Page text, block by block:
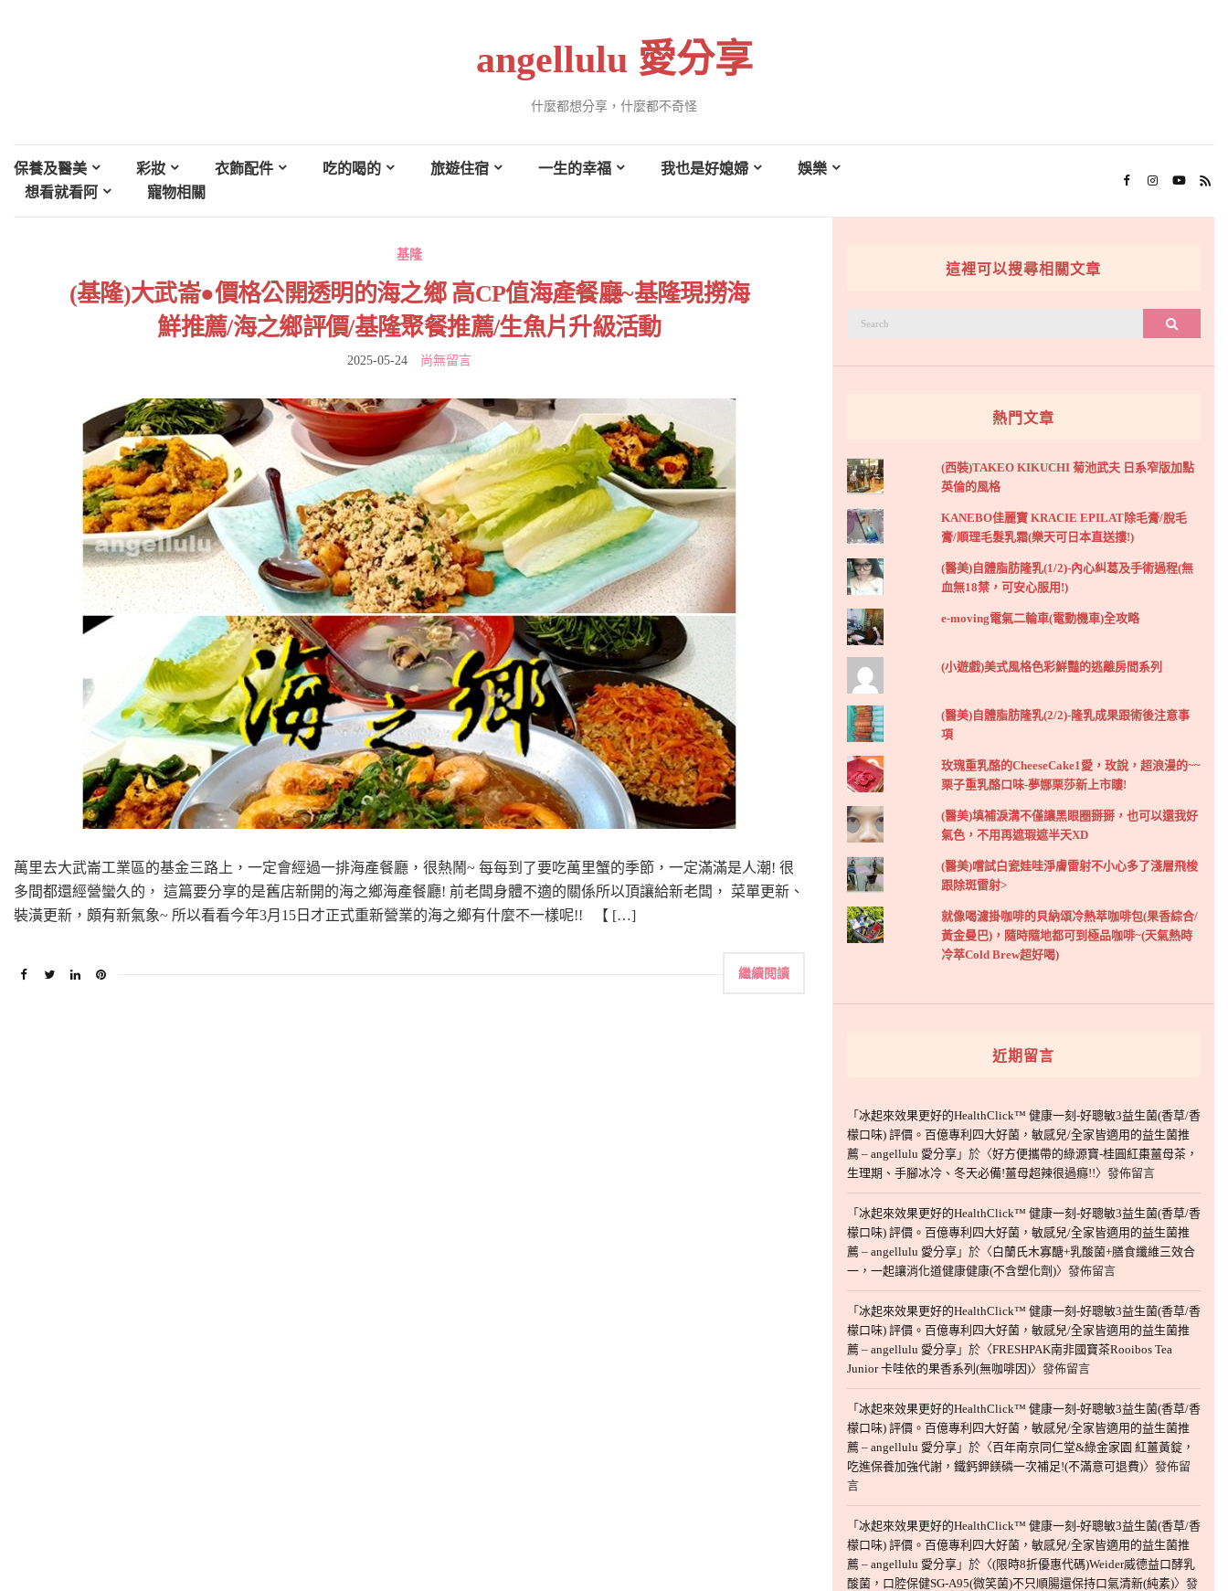
angellulu 愛分享
什麼都想分享，什麼都不奇怪
保養及醫美 彩妝 衣飾配件 吃的喝的 旅遊住宿 一生的幸福 我也是好媳婦
娛樂
想看就看阿
寵物相關
基隆
(基隆)大武崙●價格公開透明的海之鄉 高CP值海產餐廳~基隆現撈海
鮮推薦/海之鄉評價/基隆聚餐推薦/生魚片升級活動
2025-05-24 尚無留言
萬里去大武崙工業區的基金三路上，一定會經過一排海產餐廳，很熱鬧~ 每每到了要吃萬里蟹的季節，一定滿滿是人潮! 很
多間都還經營蠻久的， 這篇要分享的是舊店新開的海之鄉海產餐廳! 前老闆身體不適的關係所以頂讓給新老闆， 菜單更新、
裝潢更新，頗有新氣象~ 所以看看今年3月15日才正式重新營業的海之鄉有什麼不一樣呢!! 【 […]
繼續閱讀
這裡可以搜尋相關文章
搜尋
熱門文章
(西裝)TAKEO KIKUCHI 菊池武夫 日系窄版加點
英倫的風格
KANEBO佳麗寶 KRACIE EPILAT除毛膏/脫毛
膏/順理毛髮乳霜(樂天可日本直送摟!)
(醫美)自體脂肪隆乳(1/2)-內心糾葛及手術過程(無
血無18禁，可安心服用!)
e-moving電氣二輪車(電動機車)全攻略
(小遊戲)美式風格色彩鮮豔的逃離房間系列
(醫美)自體脂肪隆乳(2/2)-隆乳成果跟術後注意事
項
玫瑰重乳酪的CheeseCake1愛，玫說，超浪漫的~~
栗子重乳酪口味-夢娜栗莎新上市瞜!
(醫美)填補淚溝不僅讓黑眼圈掰掰，也可以還我好
氣色，不用再遮瑕遮半天XD
(醫美)嚐試白瓷娃哇淨膚雷射不小心多了淺層飛梭
跟除斑雷射>
就像喝濾掛咖啡的貝納頌冷熱萃咖啡包(果香綜合/
黃金曼巴)，隨時隨地都可到極品咖啡~(天氣熱時
冷萃Cold Brew超好喝)
近期留言
「 冰起來效果更好的HealthClick™ 健康一刻-好聰敏3益生菌(香草/香
檬口味) 評價。百億專利四大好菌，敏感兒/全家皆適用的益生菌推
薦 – angellulu 愛分享 」於〈好方便攜帶的綠源寶-桂圓紅棗薑母茶，
生理期、手腳冰冷、冬天必備!薑母超辣很過癮!!〉發佈留言
「 冰起來效果更好的HealthClick™ 健康一刻-好聰敏3益生菌(香草/香
檬口味) 評價。百億專利四大好菌，敏感兒/全家皆適用的益生菌推
薦 – angellulu 愛分享 」於〈白蘭氏木寡醣+乳酸菌+膳食纖維三效合
一，一起讓消化道健康健康(不含塑化劑)〉發佈留言
「 冰起來效果更好的HealthClick™ 健康一刻-好聰敏3益生菌(香草/香
檬口味) 評價。百億專利四大好菌，敏感兒/全家皆適用的益生菌推
薦 – angellulu 愛分享 」於〈FRESHPAK南非國寶茶Rooibos Tea
Junior 卡哇依的果香系列(無咖啡因)〉發佈留言
「 冰起來效果更好的HealthClick™ 健康一刻-好聰敏3益生菌(香草/香
檬口味) 評價。百億專利四大好菌，敏感兒/全家皆適用的益生菌推
薦 – angellulu 愛分享 」於〈百年南京同仁堂&綠金家園 紅薑黃錠，
吃進保養加強代謝，鐵鈣鉀鎂磷一次補足!(不滿意可退費)〉發佈留
言
「 冰起來效果更好的HealthClick™ 健康一刻-好聰敏3益生菌(香草/香
檬口味) 評價。百億專利四大好菌，敏感兒/全家皆適用的益生菌推
薦 – angellulu 愛分享 」於〈(限時8折優惠代碼)Weider威德益口酵乳
酸菌，口腔保健SG-A95(微笑菌)不只順腸還保持口氣清新(純素)〉發